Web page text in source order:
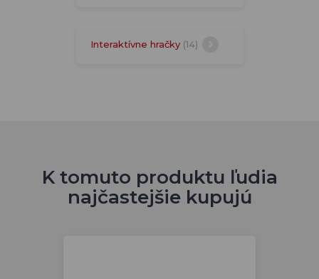
Interaktívne hračky (14)
K tomuto produktu ľudia
najčastejšie kupujú